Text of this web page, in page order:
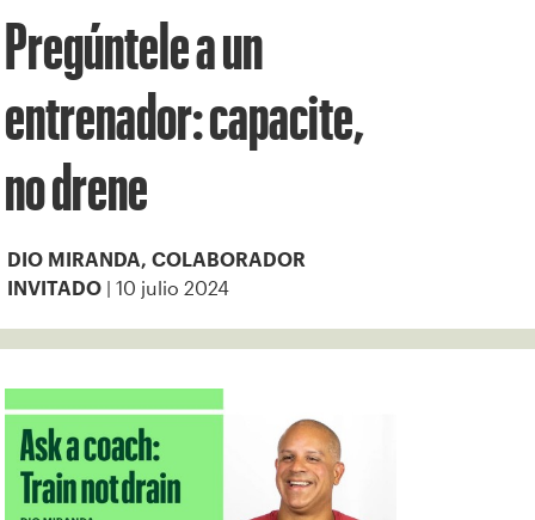
Pregúntele a un
entrenador: capacite,
no drene
DIO MIRANDA, COLABORADOR
INVITADO | 10 julio 2024